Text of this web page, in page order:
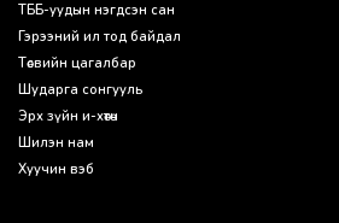
ТББ-уудын нэгдсэн сан
Гэрээний ил тод байдал
Төсвийн цагалбар
Шударга сонгууль
Эрх зүйн и-хөтөч
Шилэн нам
Хуучин вэб